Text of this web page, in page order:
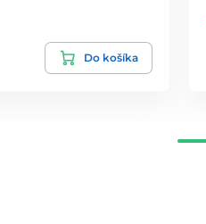
Do košíka